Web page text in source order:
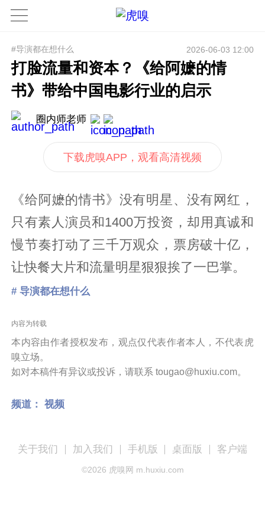
#导演都在想什么 2026-06-03 12:00
打脸流量和资本？《给阿嬷的情
书》带给中国电影行业的启示
圈内师老师
下载虎嗅APP，观看高清视频
《给阿嬷的情书》没有明星、没有网红，
只有素人演员和1400万投资，却用真诚和
慢节奏打动了三千万观众，票房破十亿，
让快餐大片和流量明星狠狠挨了一巴掌。
# 导演都在想什么
内容为转载
本内容由作者授权发布，观点仅代表作者本人，不代表虎
嗅立场。
如对本稿件有异议或投诉，请联系 tougao@huxiu.com。
频道： 视频
关于我们 加入我们 手机版 桌面版 客户端
©2026 虎嗅网 m.huxiu.com